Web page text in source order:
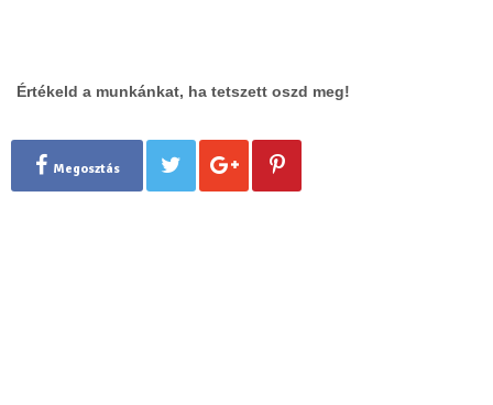
Értékeld a munkánkat, ha tetszett oszd meg!
Megosztás